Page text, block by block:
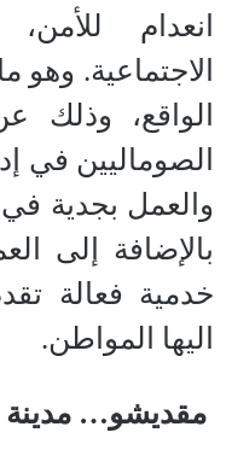
انعدام
الاجتماعية.
الواقع،
الصوماليين في
والعمل بجدية
بالإضافة إلى
خدمية فعالة
اليها المواطن.
مقديشو… مدينة